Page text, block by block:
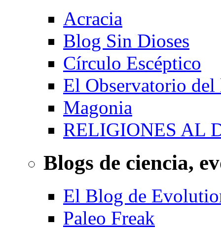
Acracia
Blog Sin Dioses
Círculo Escéptico
El Observatorio
Magonia
RELIGIONES AL
Blogs de ciencia,
El Blog de
Paleo Freak